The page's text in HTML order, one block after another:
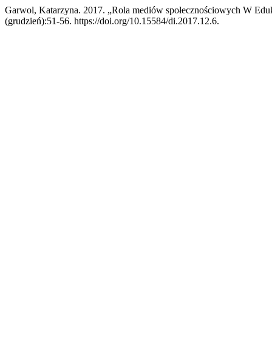
Garwol, Katarzyna. 2017. „Rola mediów społecznościowych W
(grudzień):51-56. https://doi.org/10.15584/di.2017.12.6.